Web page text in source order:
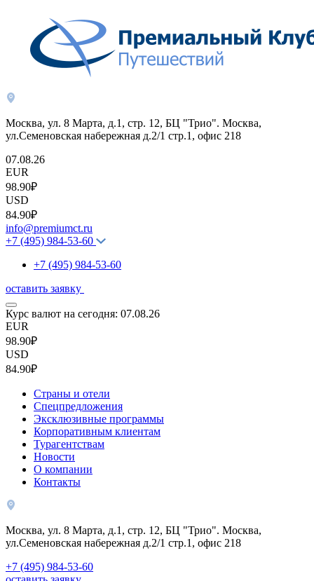
Москва, ул. 8 Марта, д.1, стр. 12, БЦ "Трио". Москва,
ул.Семеновская набережная д.2/1 стр.1, офис 218
07.08.26
EUR
98.90₽
USD
84.90₽
info@premiumct.ru
+7 (495) 984-53-60
+7 (495) 984-53-60
оставить заявку
Курс валют на сегодня: 07.08.26
EUR
98.90₽
USD
84.90₽
Страны и отели
Спецпредложения
Эксклюзивные программы
Корпоративным клиентам
Турагентствам
Новости
О компании
Контакты
Москва, ул. 8 Марта, д.1, стр. 12, БЦ "Трио". Москва,
ул.Семеновская набережная д.2/1 стр.1, офис 218
+7 (495) 984-53-60